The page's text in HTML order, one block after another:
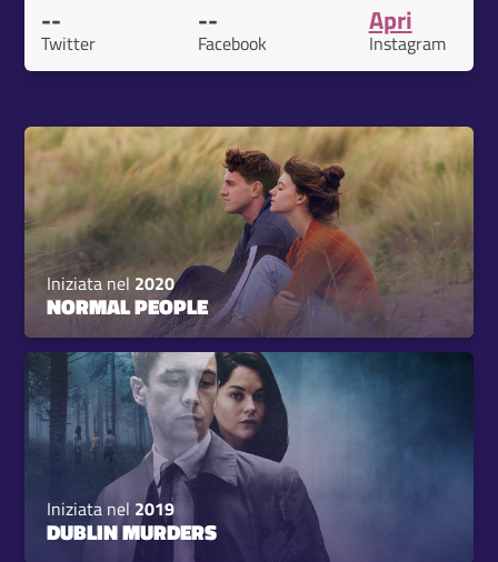
--
Twitter
--
Facebook
Apri
Instagram
Iniziata nel2020
NORMAL PEOPLE
Iniziata nel 2019
DUBLIN MURDERS